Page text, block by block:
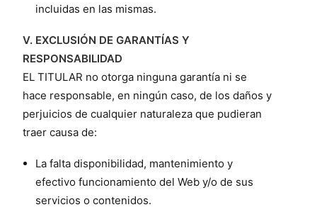
incluidas en las mismas.
V. EXCLUSIÓN DE GARANTÍAS Y
RESPONSABILIDAD
EL TITULAR no otorga ninguna garantía ni se
hace responsable, en ningún caso, de los daños y
perjuicios de cualquier naturaleza que pudieran
traer causa de:
La falta disponibilidad, mantenimiento y
efectivo funcionamiento del Web y/o de sus
servicios o contenidos.